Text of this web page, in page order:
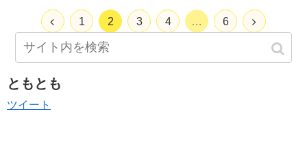
1 2 3 4 … 6
ともとも
ツイート